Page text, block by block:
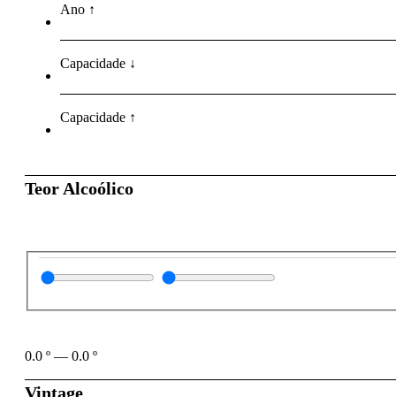
Ano ↑
Capacidade ↓
Capacidade ↑
Teor Alcoólico
0.0 º — 0.0 º
Vintage